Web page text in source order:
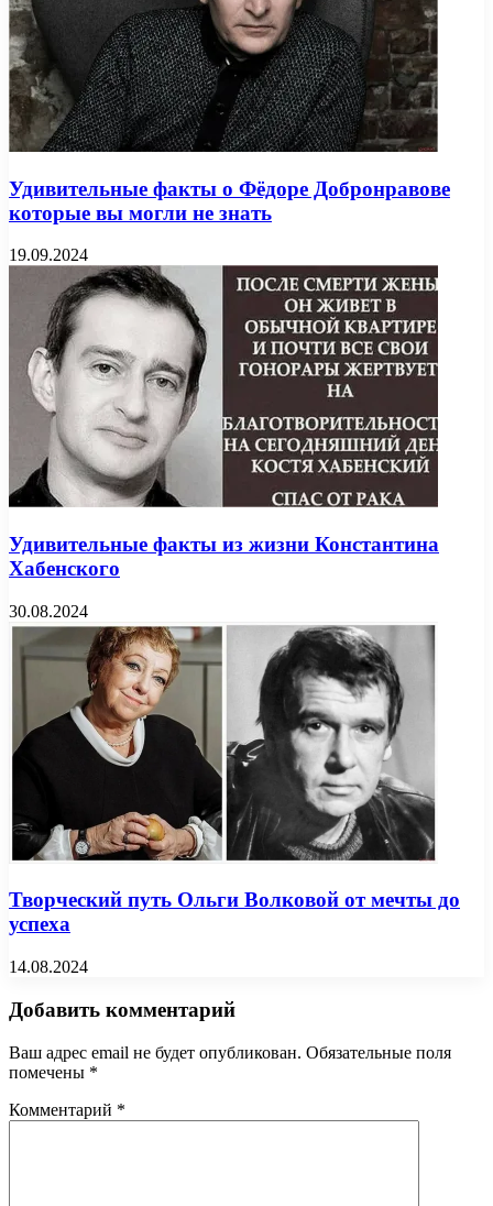
Удивительные факты о Фёдоре Добронравове
которые вы могли не знать
19.09.2024
Удивительные факты из жизни Константина
Хабенского
30.08.2024
Творческий путь Ольги Волковой от мечты до
успеха
14.08.2024
Добавить комментарий
Ваш адрес email не будет опубликован. Обязательные поля
помечены *
Комментарий *